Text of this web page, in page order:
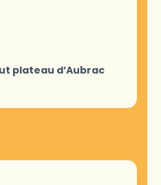
plateau d’Aubrac